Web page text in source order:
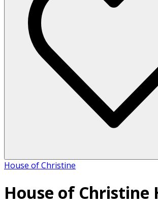
House of Christine
House of Christine